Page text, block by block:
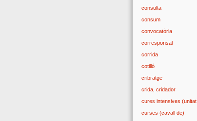
consulta
consum
convocatòria
corresponsal
corrida
cotilló
cribratge
crida, cridador
cures intensives (unitat
curses (cavall de)